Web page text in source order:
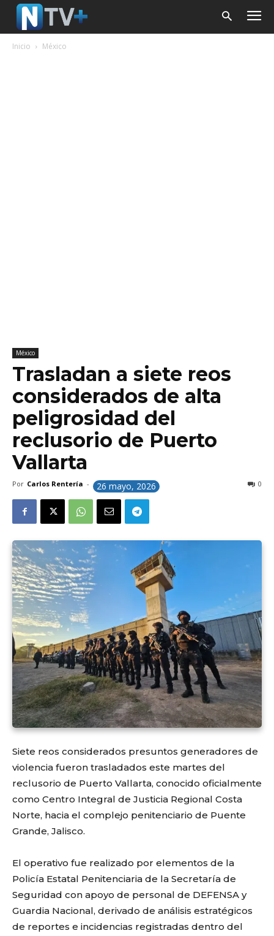
Inicio México
México
Trasladan a siete reos
considerados de alta
peligrosidad del
reclusorio de Puerto
Vallarta
Por Carlos Rentería - 26 mayo, 2026 0
Siete reos considerados presuntos generadores de
violencia fueron trasladados este martes del
reclusorio de Puerto Vallarta, conocido oficialmente
como Centro Integral de Justicia Regional Costa
Norte, hacia el complejo penitenciario de Puente
Grande, Jalisco.
El operativo fue realizado por elementos de la
Policía Estatal Penitenciaria de la Secretaría de
Seguridad con apoyo de personal de DEFENSA y
Guardia Nacional, derivado de análisis estratégicos
de reportes e incidencias registradas dentro del